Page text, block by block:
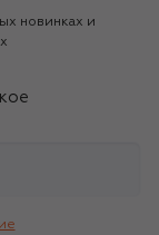
новинках и